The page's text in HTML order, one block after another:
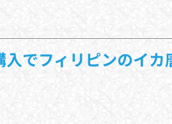
でフィリピンのイ